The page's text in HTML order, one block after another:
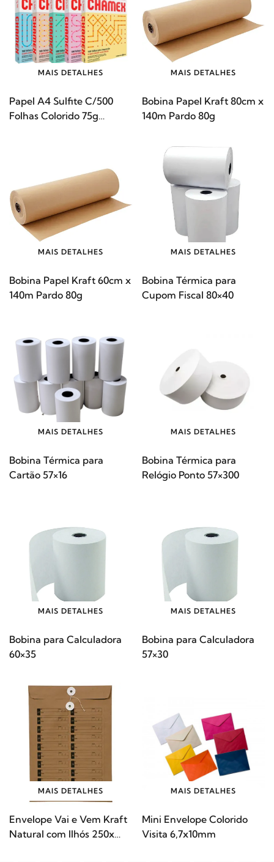
MAIS DETALHES
Papel A4 Sulfite C/500
Folhas Colorido 75g
MAIS DETALHES
Bobina Papel Kraft 80cm x
140m Pardo 80g
MAIS DETALHES
Bobina Papel Kraft 60cm x
140m Pardo 80g
MAIS DETALHES
Bobina Térmica para
Cupom Fiscal 80×40
MAIS DETALHES
Bobina Térmica para
Cartão 57×16
MAIS DETALHES
Bobina Térmica para
Relógio Ponto 57×300
MAIS DETALHES
Bobina para Calculadora
60×35
MAIS DETALHES
Bobina para Calculadora
57×30
MAIS DETALHES
Envelope Vai e Vem Kraft
Natural com Ilhós 250x
MAIS DETALHES
Mini Envelope Colorido
Visita 6,7x10mm